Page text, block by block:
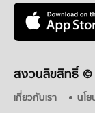
สงวนลิขสิทธิ์ ©
เกี่ยวกับเรา นโ